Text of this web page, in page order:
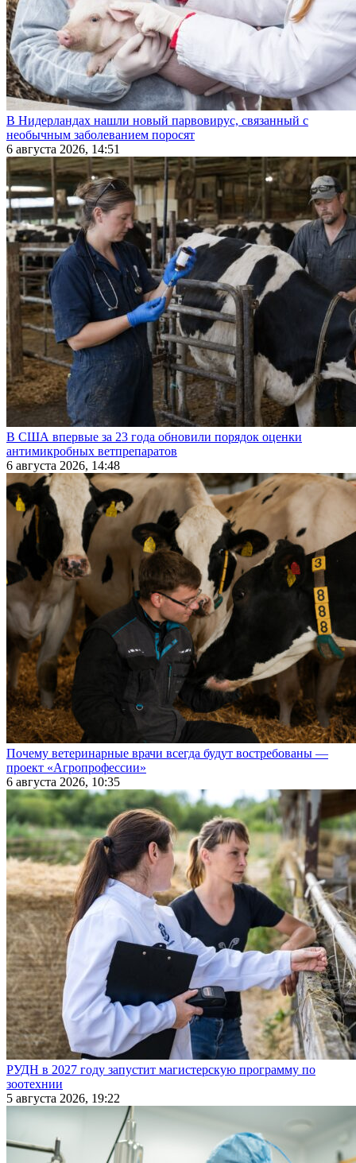
В Нидерландах нашли новый парвовирус, связанный с
необычным заболеванием поросят
6 августа 2026, 14:51
В США впервые за 23 года обновили порядок оценки
антимикробных ветпрепаратов
6 августа 2026, 14:48
Почему ветеринарные врачи всегда будут востребованы —
проект «Агропрофессии»
6 августа 2026, 10:35
РУДН в 2027 году запустит магистерскую программу по
зоотехнии
5 августа 2026, 19:22